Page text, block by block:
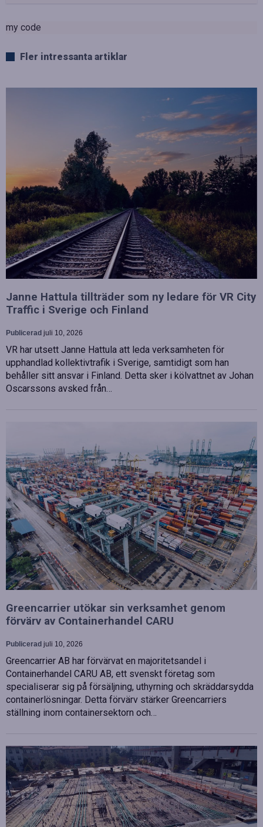
my code
Fler intressanta artiklar
Janne Hattula tillträder som ny ledare för VR City
Traffic i Sverige och Finland
Publicerad juli 10, 2026
VR har utsett Janne Hattula att leda verksamheten för
upphandlad kollektivtrafik i Sverige, samtidigt som han
behåller sitt ansvar i Finland. Detta sker i kölvattnet av Johan
Oscarssons avsked från…
Greencarrier utökar sin verksamhet genom
förvärv av Containerhandel CARU
Publicerad juli 10, 2026
Greencarrier AB har förvärvat en majoritetsandel i
Containerhandel CARU AB, ett svenskt företag som
specialiserar sig på försäljning, uthyrning och skräddarsydda
containerlösningar. Detta förvärv stärker Greencarriers
ställning inom containersektorn och…